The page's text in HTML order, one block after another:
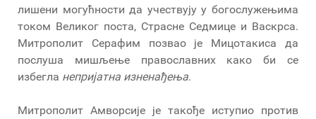
лишени могућности да учествују у богослужењима
током Великог поста, Страсне Седмице и Васкрса.
Митрополит Серафим позвао је Мицотакиса да
послуша мишљење православних како би се
избегла непријатна изненађења.
Митрополит Амворсије је такође иступио против